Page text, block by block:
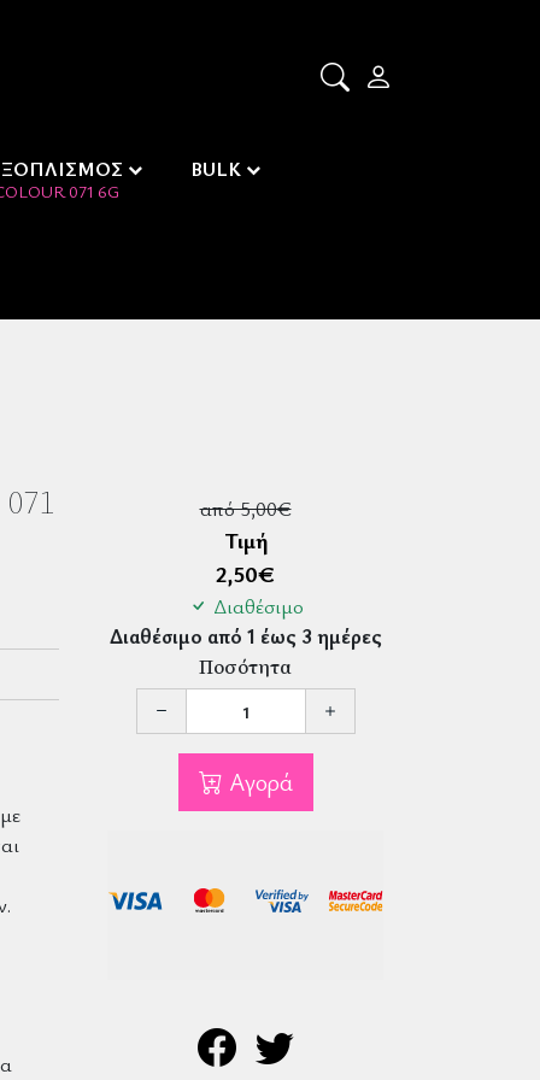
BULK
071 6G
από 5,00€
Τιμή
2,50€
Διαθέσιμο
Διαθέσιμο από 1 έως 3 ημέρες
Ποσότητα
Αγορά